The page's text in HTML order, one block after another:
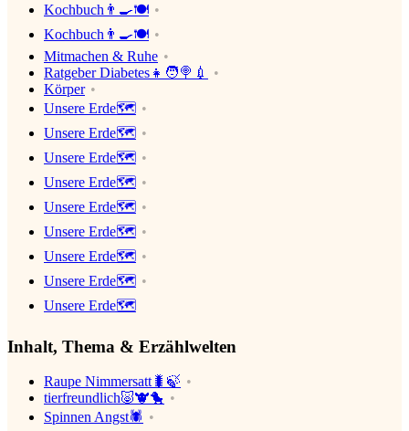
Kochbuch👨‍🍳🍽
Kochbuch👨‍🍳🍽
Mitmachen & Ruhe
Ratgeber Diabetes👧🧑🍭💉
Körper
Unsere Erde🗺
Unsere Erde🗺
Unsere Erde🗺
Unsere Erde🗺
Unsere Erde🗺
Unsere Erde🗺
Unsere Erde🗺
Unsere Erde🗺
Unsere Erde🗺
Inhalt, Thema & Erzählwelten
Raupe Nimmersatt🐛🍃
tierfreundlich🐷🐮🐤
Spinnen Angst🕷